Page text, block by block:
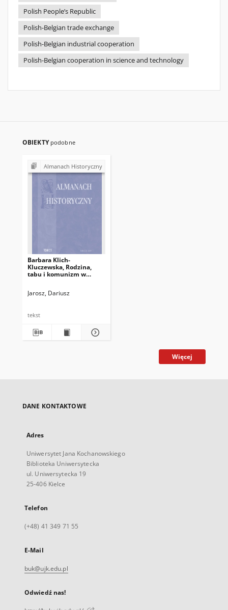
Polish People’s Republic
Polish-Belgian trade exchange
Polish-Belgian industrial cooperation
Polish-Belgian cooperation in science and technology
OBIEKTY podobne
Almanach Historyczny
Barbara Klich-
Kluczewska, Rodzina,
tabu i komunizm w
LIBRON – Filip Lohner,
Jarosz, Dariusz
tekst
Więcej
DANE KONTAKTOWE
Adres
Uniwersytet Jana Kochanowskiego
Biblioteka Uniwersytecka
ul. Uniwersytecka 19
25-406 Kielce
Telefon
(+48) 41 349 71 55
E-Mail
buk@ujk.edu.pl
Odwiedź nas!